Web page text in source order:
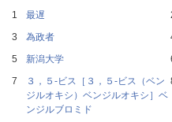
最遅
為政者
新潟大学
３，５‐ビス［３，５‐ビス（ベン
ジルオキシ）ベンジルオキシ］ベ
ンジルブロミド